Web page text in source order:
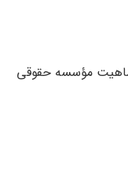
مؤسسه حقوقی